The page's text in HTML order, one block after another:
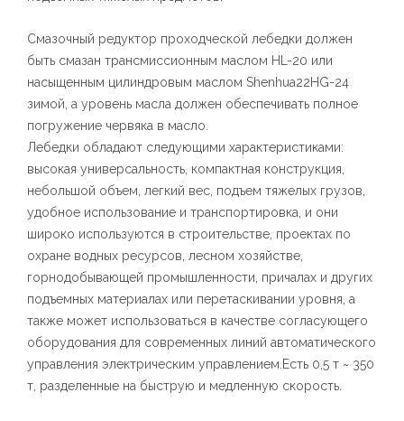
Смазочный редуктор проходческой лебедки должен
быть смазан трансмиссионным маслом HL-20 или
насыщенным цилиндровым маслом Shenhua22HG-24
зимой, а уровень масла должен обеспечивать полное
погружение червяка в масло.
Лебедки обладают следующими характеристиками:
высокая универсальность, компактная конструкция,
небольшой объем, легкий вес, подъем тяжелых грузов,
удобное использование и транспортировка, и они
широко используются в строительстве, проектах по
охране водных ресурсов, лесном хозяйстве,
горнодобывающей промышленности, причалах и других
подъемных материалах или перетаскивании уровня, а
также может использоваться в качестве согласующего
оборудования для современных линий автоматического
управления электрическим управлением.Есть 0,5 т ~ 350
т, разделенные на быструю и медленную скорость.